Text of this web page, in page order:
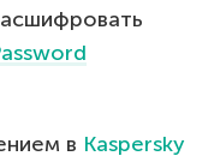
в Kaspersky